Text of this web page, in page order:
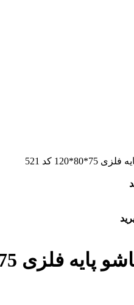
کد 521
75*80*120 کد 521